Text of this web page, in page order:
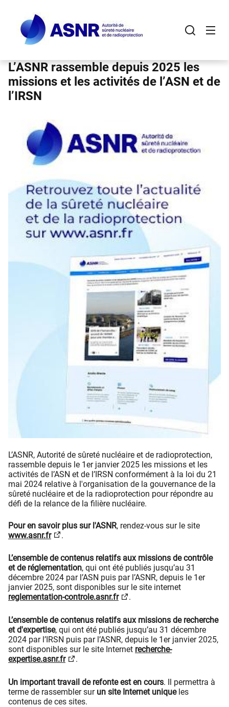
contenu
principal
L’ASNR rassemble depuis 2025 les
missions et les activités de l’ASN et de
l’IRSN
L’ASNR, Autorité de sûreté nucléaire et de radioprotection,
rassemble depuis le 1er janvier 2025 les missions et les
activités de l’ASN et de l’IRSN conformément à la loi du 21
mai 2024 relative à l'organisation de la gouvernance de la
sûreté nucléaire et de la radioprotection pour répondre au
défi de la relance de la filière nucléaire.
Pour en savoir plus sur l'ASNR, rendez-vous sur le site
www.asnr.fr
.
L’ensemble de contenus relatifs aux missions de contrôle
et de réglementation, qui ont été publiés jusqu’au 31
décembre 2024 par l’ASN puis par l’ASNR, depuis le 1er
janvier 2025, sont disponibles sur le site internet
reglementation-controle.asnr.fr
.
L’ensemble de contenus relatifs aux missions de recherche
et d'expertise, qui ont été publiés jusqu’au 31 décembre
2024 par l’IRSN puis par l’ASNR, depuis le 1er janvier 2025,
sont disponibles sur le site Internet recherche-
expertise.asnr.fr
.
Un important travail de refonte est en cours. Il permettra à
terme de rassembler sur un site Internet uniqueles
contenus de ces sites.